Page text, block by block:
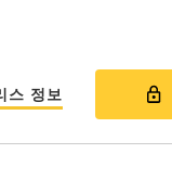
스 정보